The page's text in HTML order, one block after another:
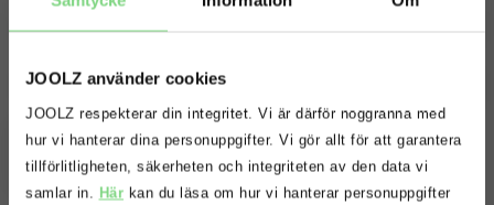
JOOLZ använder cookies
JOOLZ respekterar din integritet. Vi är därför noggranna med
hur vi hanterar dina personuppgifter. Vi gör allt för att garantera
tillförlitligheten, säkerheten och integriteten av den data vi
samlar in. Här kan du läsa om hur vi hanterar personuppgifter
30 dagar.
10 Årsöverförbar garanti.
Behövs hjälp?
Komma i kontakt.
Oops! Det ser ut som att du är på
fel webbplats. Vill du att vi ska
omdirigera dig till rätt webbplats?